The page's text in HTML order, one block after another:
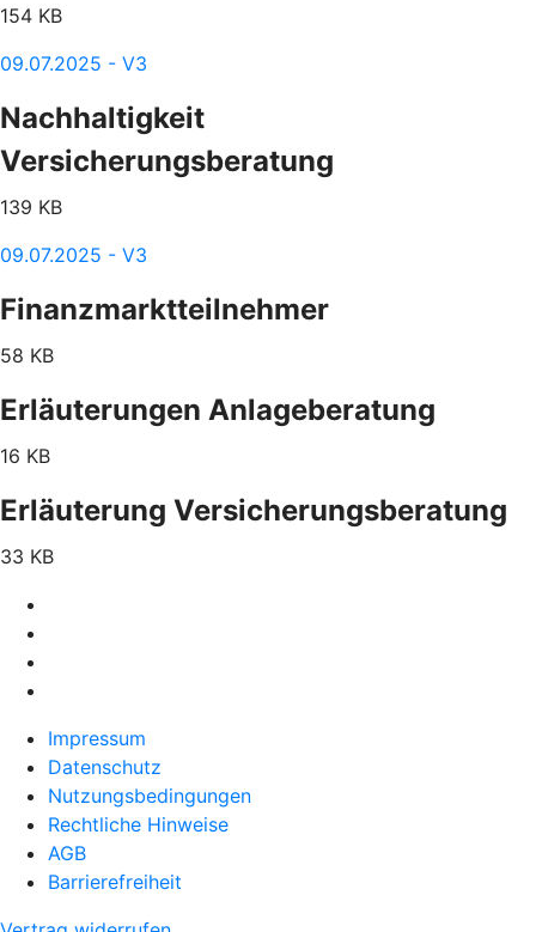
154 KB
09.07.2025 - V3
Nachhaltigkeit
Versicherungsberatung
139 KB
09.07.2025 - V3
Finanzmarktteilnehmer
58 KB
Erläuterungen Anlageberatung
16 KB
Erläuterung Versicherungsberatung
33 KB
Impressum
Datenschutz
Nutzungsbedingungen
Rechtliche Hinweise
AGB
Barrierefreiheit